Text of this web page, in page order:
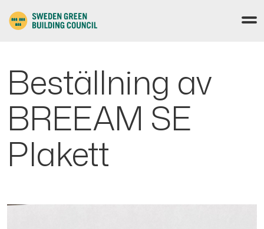
Beställning av
BREEAM SE
Plakett